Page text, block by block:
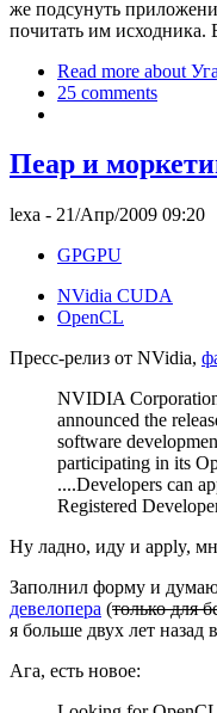
же подсунуть
почитать им исходника.
Read more about
25 comments
Пеар и
lexa - 21/Апр/2009 09:20
GPGPU
NVidia CUDA
OpenCL
Пресс-релиз от NVidia,
NVIDIA
announced the
software
participating in its
....Developers can
Registered
Ну ладно, иду и apply,
Заполнил форму и
девелопера (только для
я больше двух лет назад
Ага, есть новое: